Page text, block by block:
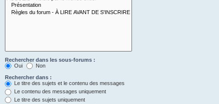
Rechercher dans les sous-forums :
Oui
Non
Rechercher dans :
Le titre des sujets et le contenu des messages
Le contenu des messages uniquement
Le titre des sujets uniquement